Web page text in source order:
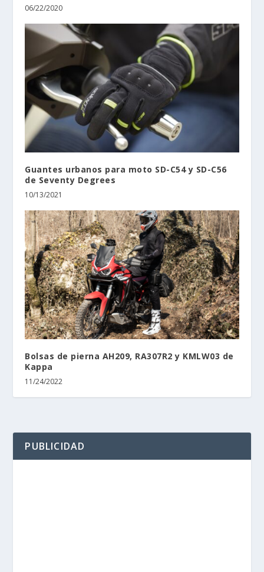
06/22/2020
Guantes urbanos para moto SD-C54 y SD-C56
de Seventy Degrees
10/13/2021
Bolsas de pierna AH209, RA307R2 y KMLW03 de
Kappa
11/24/2022
PUBLICIDAD